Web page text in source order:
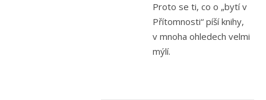
Proto se ti, co o „bytí v
Přítomnosti“ píší knihy,
v mnoha ohledech velmi
mýlí.